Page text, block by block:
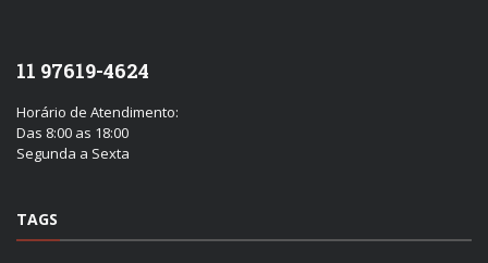
11 97619-4624
Horário de Atendimento:
Das 8:00 as 18:00
Segunda a Sexta
TAGS